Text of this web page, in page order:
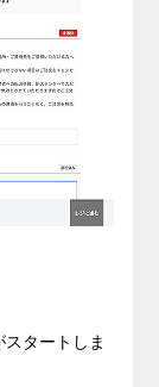
タートしま